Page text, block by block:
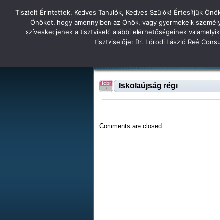
Főoldal Hírek Tudás Állandóság
Iskolaújság régi
febr
7
Comments are closed.
Tatabányai Árpád Gimnázium 2
Tisztelt Érintettek, Kedves Tanulók, Kedves Szülők! Értesítjük
Önöket, hogy amennyiben az Önök, vagy gyermekeik
szíveskedjenek a tisztviselő alábbi elérhetőségeinek
tisztviselője: Dr. Lórodi László Reé